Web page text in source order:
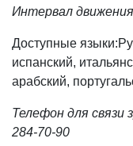
Интервал
Доступные
испанский,
арабский,
Телефон для связи
284-70-90